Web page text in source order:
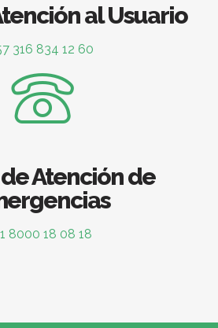
al Usuario
316 834 12 60
Atención de
8000 18 08 18